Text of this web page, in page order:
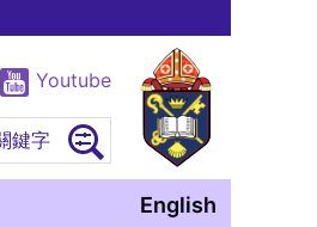
Youtube
鍵字
English